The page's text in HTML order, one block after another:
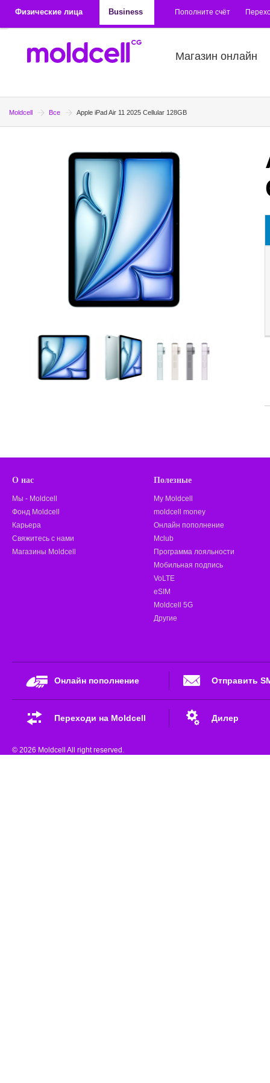
Физические лица
Business Пополните счёт
Магазин онлайн
Moldcell Все Apple iPad Air 11 2025 Cellular 128GB
О нас
Мы - Moldcell
Фонд Moldcell
Карьера
Свяжитесь с нами
Магазины Moldcell
Полезные
My Moldcell
moldcell money
Онлайн пополнение
Mclub
Программа лояльности
Мобильная подпись
VoLTE
eSIM
Moldcell 5G
Другие
Онлайн пополнение Отправить
Переходи на Moldcell Дилер
© 2026 Moldcell All right reserved.